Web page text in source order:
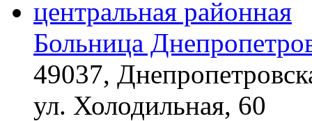
Больница
49037,
ул. Холодильная, 60